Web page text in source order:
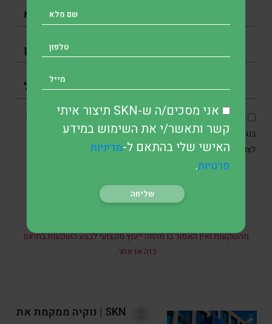
אני מסכים/ה כי SKN תיצור איתי קשר בטלפון, בדוא״ל ובוואטסאפ
בנוגע לפנייתי, וכן מאשר/ת את איסוף והשימוש במידע האישי שלי
לצורכי תקשורת ושירות בהתאם למדיניות הפרטיות
מהשקעות ואין האמור בו מהווה ייעוץ מקצועי לבצע השקעות בתחום
כזה או אחר.
SKN | נוקיה ממקמת את
אני מסכים/ה ש-SKN תיצור איתי
קשר ותאשר/י את השימוש במידע
האישי שלי בהתאם ל-מדיניות
פרטיות.